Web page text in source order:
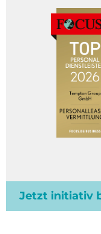
Jetzt initiativ